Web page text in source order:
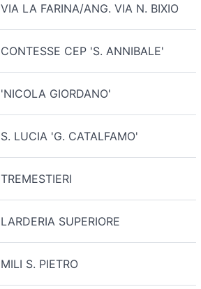
VIA LA FARINA/ANG. VIA N. BIXIO
CONTESSE CEP 'S. ANNIBALE'
'NICOLA GIORDANO'
S. LUCIA 'G. CATALFAMO'
TREMESTIERI
LARDERIA SUPERIORE
MILI S. PIETRO